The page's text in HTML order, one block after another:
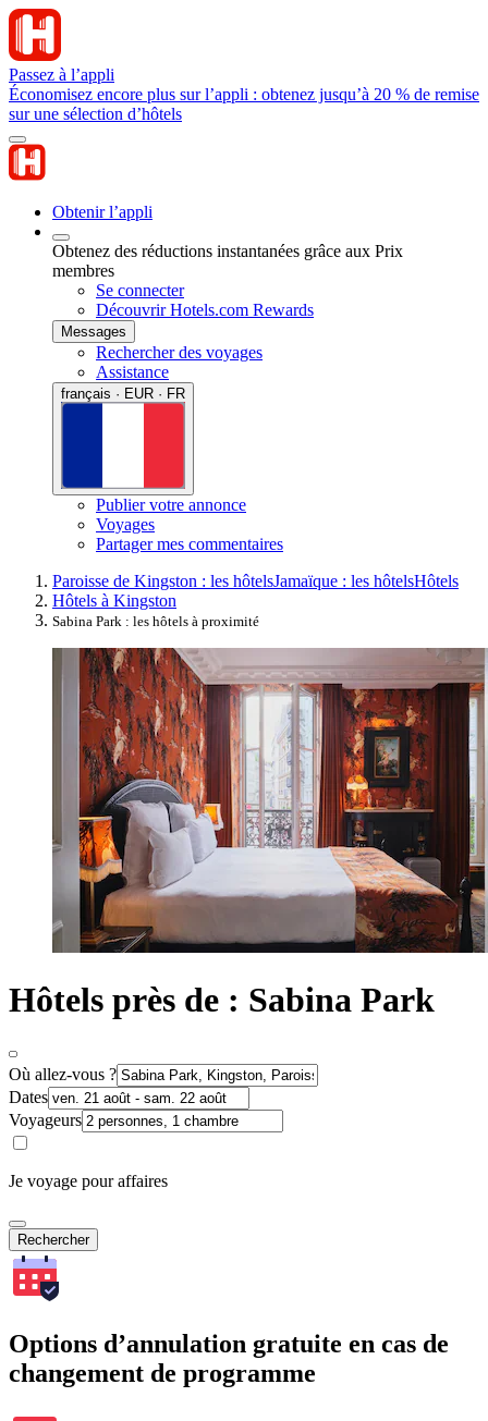
Passez à l’appli
Économisez encore plus sur l’appli : obtenez jusqu’à 20 % de remise
sur une sélection d’hôtels
Obtenir l’appli
Obtenez des réductions instantanées grâce aux Prix
membres
Se connecter
Découvrir Hotels.com Rewards
Messages
Rechercher des voyages
Assistance
français · EUR · FR
Publier votre annonce
Voyages
Partager mes commentaires
Paroisse de Kingston : les hôtelsJamaïque : les hôtelsHôtels
Hôtels à Kingston
Sabina Park : les hôtels à proximité
Hôtels près de : Sabina Park
Où allez-vous ?
Dates
Voyageurs
Je voyage pour affaires
Rechercher
Options d’annulation gratuite en cas de
changement de programme